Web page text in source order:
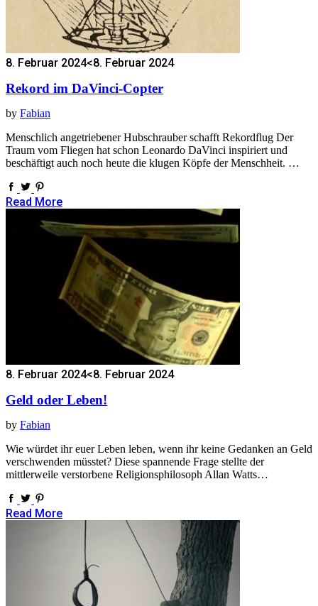
8. Februar 2024<8. Februar 2024
Rekord im DaVinci-Copter
by Fabian
Menschlich angetriebener Hubschrauber schafft Rekordflug Der
Traum vom Fliegen hat schon Leonardo DaVinci inspiriert und
beschäftigt auch noch heute die klugen Köpfe der Menschheit. …
Read More
8. Februar 2024<8. Februar 2024
Geld oder Leben!
by Fabian
Wie würdet ihr euer Leben leben, wenn ihr keine Gedanken an Geld
verschwenden müsstet? Diese spannende Frage stellte der
mittlerweile verstorbene Religionsphilosoph Allan Watts…
Read More